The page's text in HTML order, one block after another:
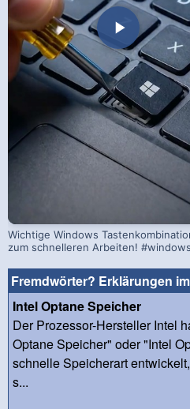
Wichtige Windows
zum schnelleren Arbeiten!
Fremdwörter? Erklärungen
Intel Optane Speicher
Der Prozessor-Hersteller Intel
Optane Speicher" oder "Intel
schnelle Speicherart
s...